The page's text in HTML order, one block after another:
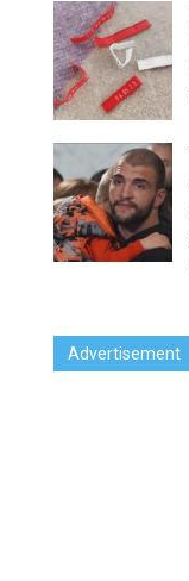
Advertisement